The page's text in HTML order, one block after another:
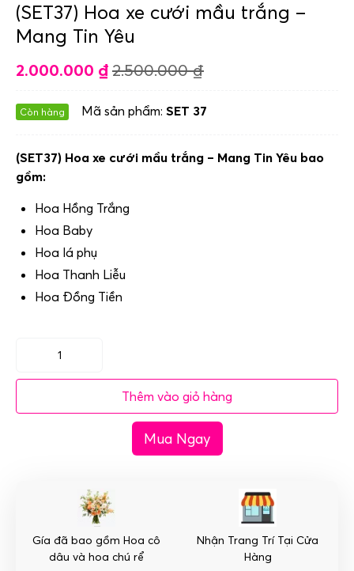
(SET37) Hoa xe cưới mầu trắng –
Mang Tin Yêu
2.000.000 ₫ 2.500.000₫
Còn hàng Mã sản phẩm: SET 37
(SET37) Hoa xe cưới mầu trắng – Mang Tin Yêu bao
gồm:
Hoa Hồng Trắng
Hoa Baby
Hoa lá phụ
Hoa Thanh Liễu
Hoa Đồng Tiền
(SET37)
Hoa
Mang
Yêu
số
Thêm vào giỏ hàng
Mua Ngay
Gía đã bao gồm Hoa cô
dâu và hoa chú rể
Nhận Trang Trí Tại Cửa
Hàng